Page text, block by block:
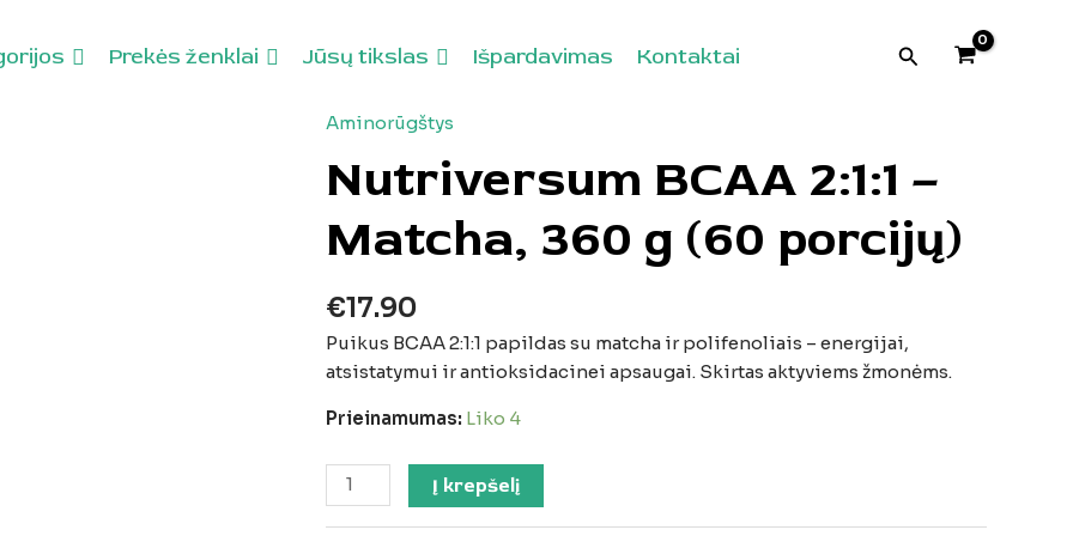
Prekės ženklai Jūsų tikslas Išpardavimas Kontaktai Paieška
Aminorūgštys
Nutriversum BCAA 2:1:1 –
Matcha, 360 g (60 porcijų)
€17.90
Puikus BCAA 2:1:1 papildas su matcha ir polifenoliais – energijai,
atsistatymui ir antioksidacinei apsaugai. Skirtas aktyviems žmonėms.
Prieinamumas: Liko 4
produkto
Nutriversum
2:1:1
Matcha,
g
(60
porcijų)
Į krepšelį
Current